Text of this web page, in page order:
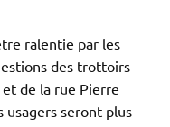
ralentie par les
des trottoirs
de la rue Pierre
usagers seront plus